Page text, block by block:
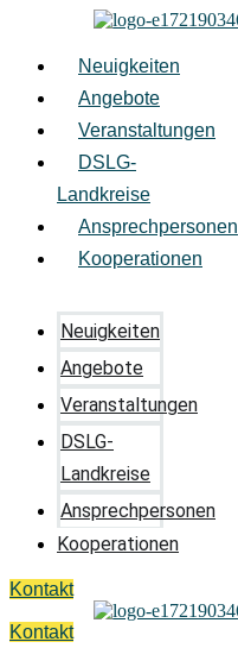
springen
Neuigkeiten
Angebote
Veranstaltungen
DSLG-
Landkreise
Ansprechpersonen
Kooperationen
Neuigkeiten
Angebote
Veranstaltungen
DSLG-
Landkreise
Ansprechpersonen
Kooperationen
Kontakt
Kontakt